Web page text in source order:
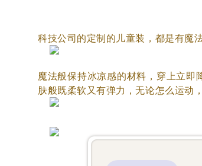
科技公司的定制的儿童装，都是有魔
魔法般保持冰凉感的材料，穿上立
肤般既柔软又有弹力，无论怎么运动